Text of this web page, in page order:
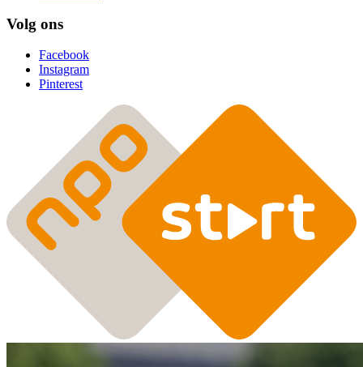
Volg ons
Facebook
Instagram
Pinterest